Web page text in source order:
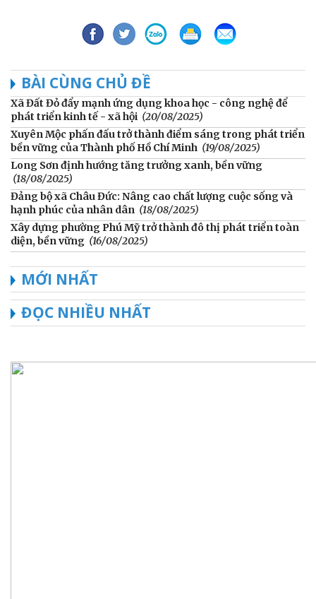
BÀI CÙNG CHỦ ĐỀ
Xã Đất Đỏ đẩy mạnh ứng dụng khoa học - công nghệ để
phát triển kinh tế - xã hội (20/08/2025)
Xuyên Mộc phấn đấu trở thành điểm sáng trong phát triển
bền vững của Thành phố Hồ Chí Minh (19/08/2025)
Long Sơn định hướng tăng trưởng xanh, bền vững
(18/08/2025)
Đảng bộ xã Châu Đức: Nâng cao chất lượng cuộc sống và
hạnh phúc của nhân dân (18/08/2025)
Xây dựng phường Phú Mỹ trở thành đô thị phát triển toàn
diện, bền vững (16/08/2025)
MỚI NHẤT
ĐỌC NHIỀU NHẤT